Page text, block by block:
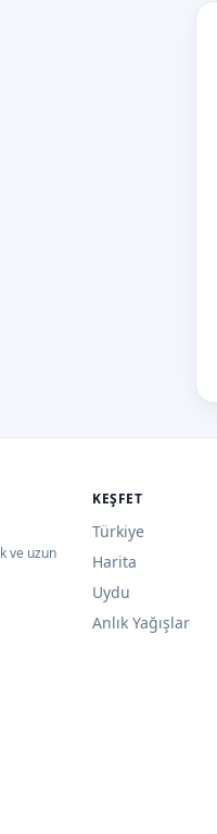
ve uzun
KEŞFET
Türkiye
Harita
Uydu
Anlık Yağışlar